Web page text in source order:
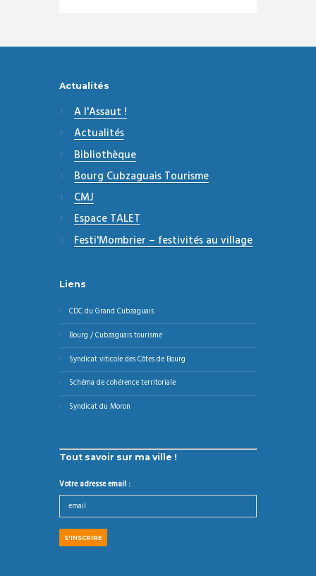
Actualités
A l'Assaut !
Actualités
Bibliothèque
Bourg Cubzaguais Tourisme
CMJ
Espace TALET
Festi'Mombrier – festivités au village
Liens
CDC du Grand Cubzaguais
Bourg / Cubzaguais tourisme
Syndicat viticole des Côtes de Bourg
Schéma de cohérence territoriale
Syndicat du Moron
Tout savoir sur ma ville !
Votre adresse email :